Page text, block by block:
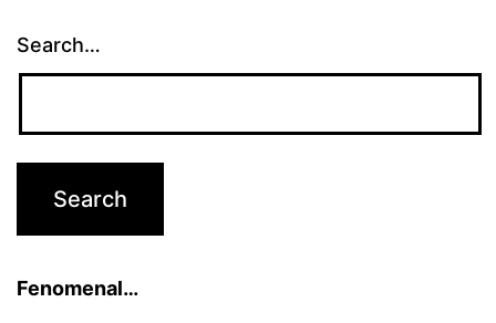
Search…
Fenomenal…